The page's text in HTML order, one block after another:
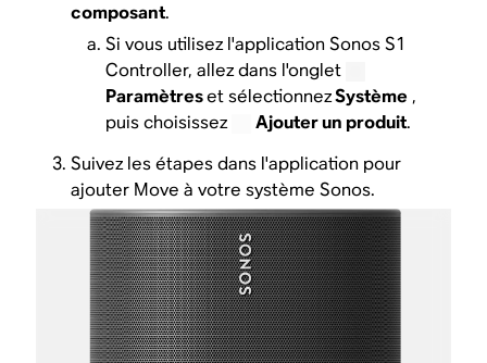
composant.
Si vous utilisez l'application Sonos S1
Controller, allez dans l'onglet
Paramètreset sélectionnezSystème ,
puis choisissez
Ajouter un produit.
Suivez les étapes dans l'application pour
ajouter Move à votre système Sonos.